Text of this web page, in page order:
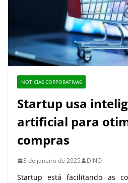
NOTÍCIAS CORPORATIVAS
Startup usa
artificial para
compras
3 de janeiro de 2025 DINO
Startup está facilitando as